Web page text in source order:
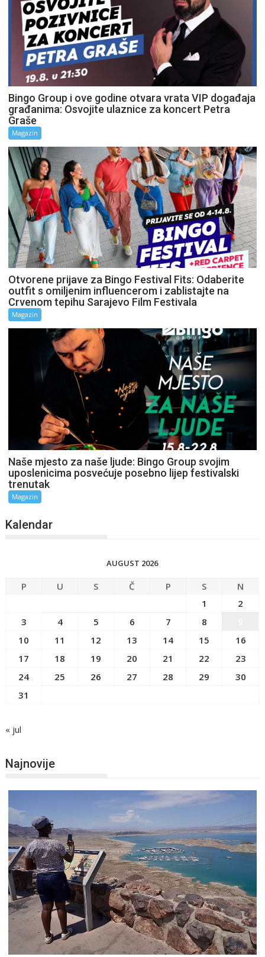
Bingo Group i ove godine otvara vrata VIP događaja
građanima: Osvojite ulaznice za koncert Petra
Graše
Magazin
Otvorene prijave za Bingo Festival Fits: Odaberite
outfit s omiljenim influencerom i zablistajte na
Crvenom tepihu Sarajevo Film Festivala
Magazin
Naše mjesto za naše ljude: Bingo Group svojim
uposlenicima posvećuje posebno lijep festivalski
trenutak
Magazin
Kalendar
AUGUST 2026
P U S Č P S
N
1
2
3
4 5 6 7 8
10
11 12 13 14 15
16
17
18 19 20 21 22
23
24
25 26 27 28 29
30
31
« jul
Najnovije